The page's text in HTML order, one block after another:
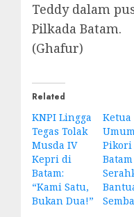
Teddy dalam
Pilkada Batam.
(Ghafur)
Related
KNPI Lingga
Tegas Tolak
Musda IV
Kepri di
Batam:
“Kami Satu,
Bukan Dua!”
Ketua
Pikori
Batam